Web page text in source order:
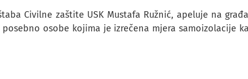
Civilne zaštite USK Mustafa Ružnić, apeluje na
osobe kojima je izrečena mjera samoizolacije